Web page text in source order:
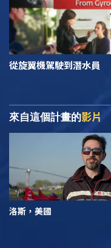
從旋翼機駕駛到潛水員
來自這個計畫的影片
洛斯，美國